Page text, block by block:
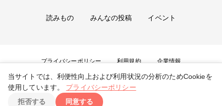
読みもの みんなの投稿 イベント
プライバシーポリシー 利用規約 企業情報
お問い合わせ
Copyright ©2026tryangle Co., Ltd. All Rights Reserved.
当サイトでは、利便性向上および利用状況の分析のためCookieを
使用しています。
プライバシーポリシー
拒否する
同意する